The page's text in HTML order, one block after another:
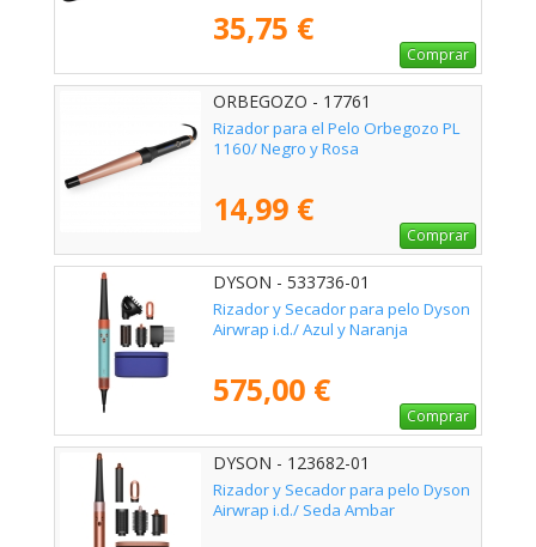
35,75 €
Comprar
ORBEGOZO - 17761
Rizador para el Pelo Orbegozo PL
1160/ Negro y Rosa
14,99 €
Comprar
DYSON - 533736-01
Rizador y Secador para pelo Dyson
Airwrap i.d./ Azul y Naranja
575,00 €
Comprar
DYSON - 123682-01
Rizador y Secador para pelo Dyson
Airwrap i.d./ Seda Ambar